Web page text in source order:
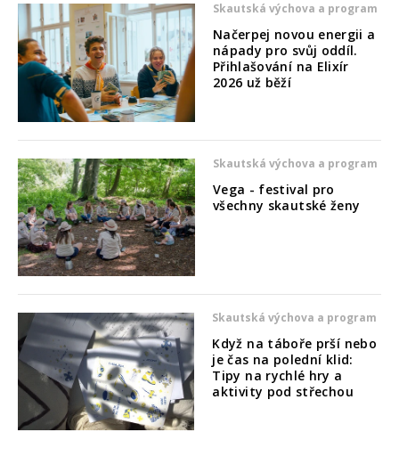
Skautská výchova a program
Načerpej novou energii a
nápady pro svůj oddíl.
Přihlašování na Elixír
2026 už běží
Skautská výchova a program
Vega - festival pro
všechny skautské ženy
Skautská výchova a program
Když na táboře prší nebo
je čas na polední klid:
Tipy na rychlé hry a
aktivity pod střechou